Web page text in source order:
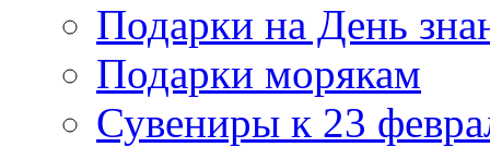
Подарки на День
Подарки морякам
Сувениры к 23